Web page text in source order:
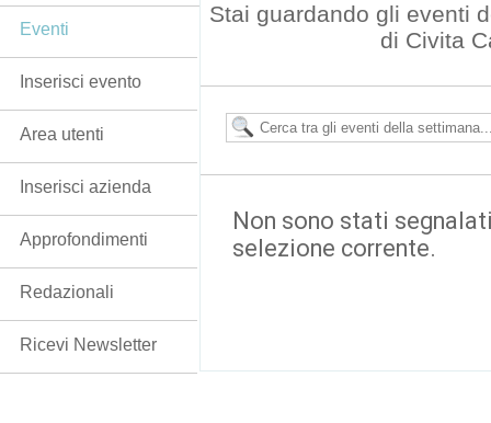
Stai guardando gli eventi
di Civita
Non sono stati
selezione corrente.
Eventi
Inserisci evento
Area utenti
Inserisci azienda
Approfondimenti
Redazionali
Ricevi Newsletter